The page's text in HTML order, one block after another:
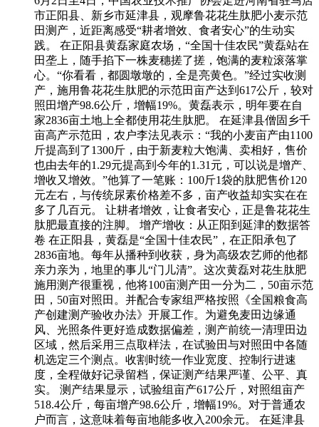
市正阳县、新乡市延津县，观摩鲁花花生肽肥小麦示范
田测产，近距离感受“耕者增效、食者安心”的生动实
践。 在正阳县黄磊家庭农场，“全国十佳农民”黄磊站在
田垄上，随手掐下一株麦穗搓了搓，饱满的麦粒滚落掌
心。“你看看，都圆墩墩的，全是亮黄色。”经过实收测
产，施用鲁花花生肽肥的示范田亩产达到617公斤，较对
照田增产98.6公斤，增幅19%。黄磊表示，明年要在自
家2836亩土地上全都使用花生肽肥。 在延津县僧固乡千
亩高产示范田，农户李法见表示：“我的小麦亩产由1100
斤提高到了1300斤，由于新麦粒大饱满、卖相好，售价
也由去年的1.29元提高到今年的1.31元，可以说是增产、
增收又增效。”他算了一笔账：100斤1袋的肽肥售价120
元左右，与传统尿素价格差不多，亩产收益却实实在在
多了几百元。 让耕者增效，让食者安心，正是鲁花花生
肽肥最直接的注脚。 增产增收：从正阳到延津的数据答
卷 在正阳县，黄磊是“全国十佳农民”，在正阳承包了
2836亩地。每年从播种到收获，身为高级农艺师的他都
亲力亲为，地里的事儿“门儿清”。这次黄磊对花生肽肥
施用测产很重视，他将100亩测产田一分为二，50亩示范
田，50亩对照田。并配合专家组严格按照《全国粮食高
产创建测产验收办法》开展工作。为避免麦田边缘通
风、光照条件更好造成数据偏差，测产前统一清理田边
区域，然后采用三点取样法，在试验田与对照田中各随
机选定三个测点。收割时统一作业宽度、控制行进速
度，全程做好记录留档，保证测产结果严谨、公平、真
实。 测产结果显示，试验组亩产617公斤，对照组亩产
518.4公斤，每亩增产98.6公斤，增幅19%。对于普通农
户而言，这意味着每亩地能多收入200余元。 在延津县